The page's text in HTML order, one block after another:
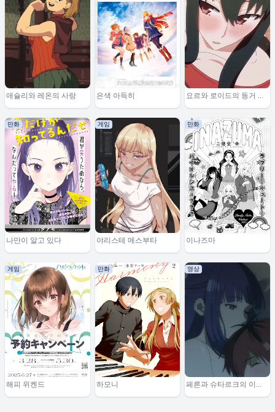
애슐리와 레온의 사랑 은색 아득히
요르와 로이드의 동거 이
야기 2
만화
나만이 알고 있다
게임
야리스테 메스부타
만화
이나즈마
게임
해피 위켄드
만화
하모니
영상
페른과 슈타르크의 이야
기